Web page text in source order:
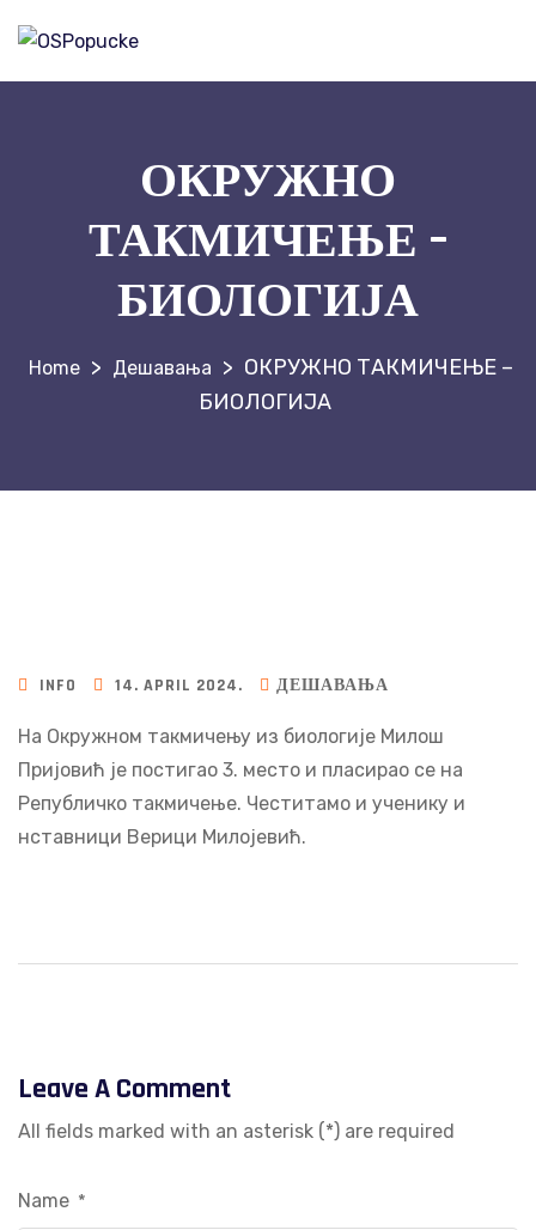
ОКРУЖНО
ТАКМИЧЕЊЕ –
БИОЛОГИЈА
> Дешавања > ОКРУЖНО ТАКМИЧЕЊЕ –
БИОЛОГИЈА
INFO 14. APRIL 2024. ДЕШАВАЊА
На Окружном такмичењу из биологије Милош
Пријовић је постигао 3. место и пласирао се на
Републичко такмичење. Честитамо и ученику и
нставници Верици Милојевић.
Leave A Comment
All fields marked with an asterisk (*) are required
Name *